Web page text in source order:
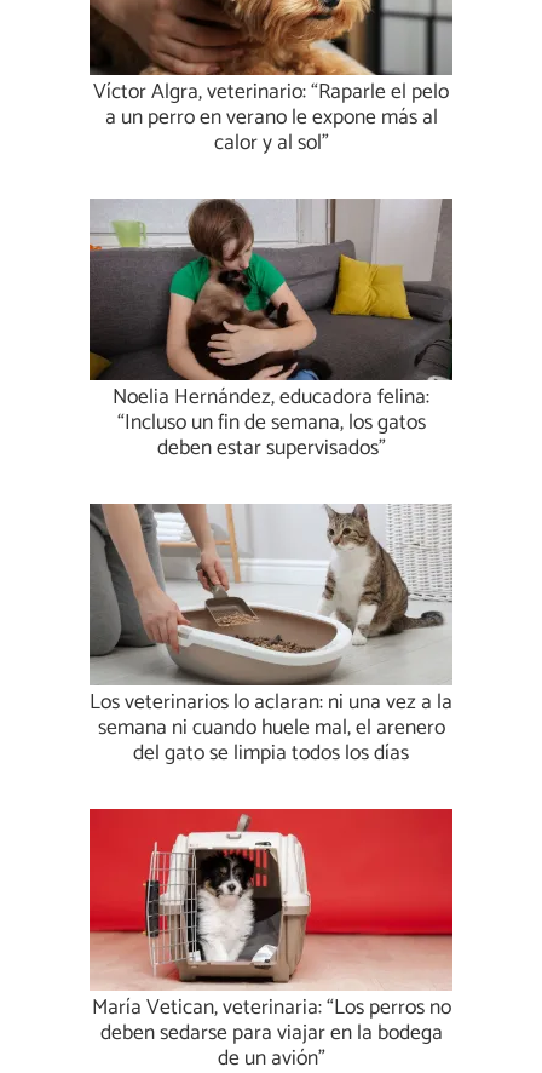
Víctor Algra, veterinario: “Raparle el pelo
a un perro en verano le expone más al
calor y al sol”
Noelia Hernández, educadora felina:
“Incluso un fin de semana, los gatos
deben estar supervisados”
Los veterinarios lo aclaran: ni una vez a la
semana ni cuando huele mal, el arenero
del gato se limpia todos los días
María Vetican, veterinaria: “Los perros no
deben sedarse para viajar en la bodega
de un avión”